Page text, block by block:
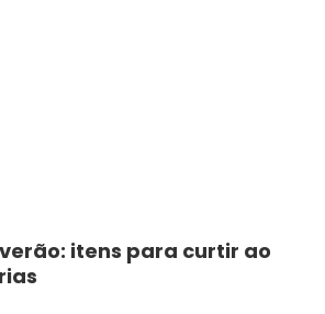
itens para curtir ao